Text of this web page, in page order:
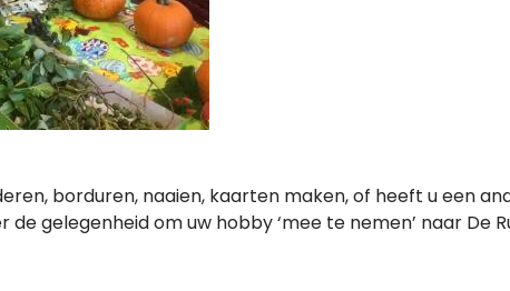
borduren, naaien, kaarten maken, of heeft u een
gelegenheid om uw hobby ‘mee te nemen’ naar De